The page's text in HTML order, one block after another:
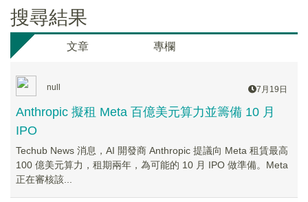
搜尋結果
文章 專欄
null 7月19日
Anthropic 擬租 Meta 百億美元算力並籌備 10 月
IPO
Techub News 消息，AI 開發商 Anthropic 提議向 Meta 租賃最高
100 億美元算力，租期兩年，為可能的 10 月 IPO 做準備。Meta
正在審核該...